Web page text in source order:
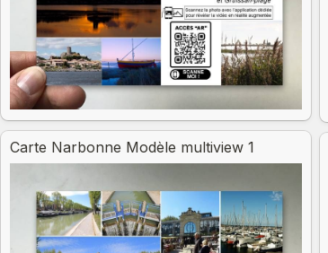
Carte Narbonne Modèle multiview 1